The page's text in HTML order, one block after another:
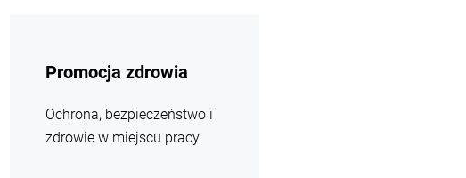
Promocja zdrowia
Ochrona, bezpieczeństwo i
zdrowie w miejscu pracy.